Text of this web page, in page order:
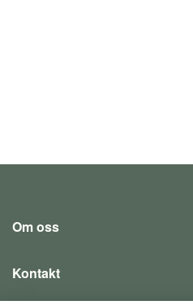
Om oss
Kontakt